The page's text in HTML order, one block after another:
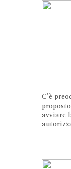
C'è
avviare